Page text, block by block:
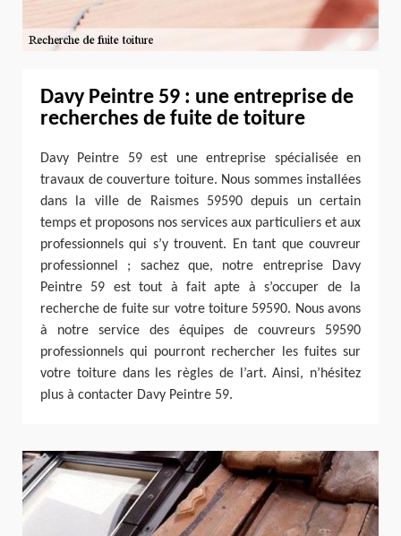
Davy Peintre 59 : une entreprise de
recherches de fuite de toiture
Davy Peintre 59 est une entreprise spécialisée en
travaux de couverture toiture. Nous sommes installées
dans la ville de Raismes 59590 depuis un certain
temps et proposons nos services aux particuliers et aux
professionnels qui s’y trouvent. En tant que couvreur
professionnel ; sachez que, notre entreprise Davy
Peintre 59 est tout à fait apte à s’occuper de la
recherche de fuite sur votre toiture 59590. Nous avons
à notre service des équipes de couvreurs 59590
professionnels qui pourront rechercher les fuites sur
votre toiture dans les règles de l’art. Ainsi, n’hésitez
plus à contacter Davy Peintre 59.